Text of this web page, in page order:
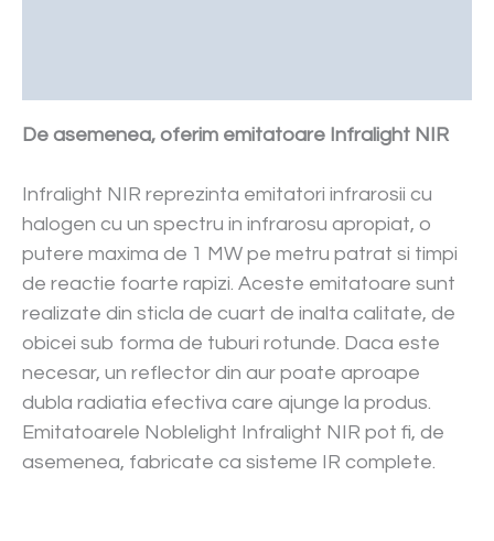
De asemenea, oferim emitatoare Infralight NIR
Infralight NIR reprezinta emitatori infrarosii cu
halogen cu un spectru in infrarosu apropiat, o
putere maxima de 1 MW pe metru patrat si timpi
de reactie foarte rapizi. Aceste emitatoare sunt
realizate din sticla de cuart de inalta calitate, de
obicei sub forma de tuburi rotunde. Daca este
necesar, un reflector din aur poate aproape
dubla radiatia efectiva care ajunge la produs.
Emitatoarele Noblelight Infralight NIR pot fi, de
asemenea, fabricate ca sisteme IR complete.